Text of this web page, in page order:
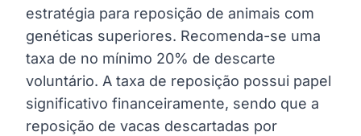
estratégia para reposição de animais com
genéticas superiores. Recomenda-se uma
taxa de no mínimo 20% de descarte
voluntário. A taxa de reposição possui papel
significativo financeiramente, sendo que a
reposição de vacas descartadas por